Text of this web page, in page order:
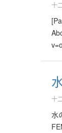
十
十
水